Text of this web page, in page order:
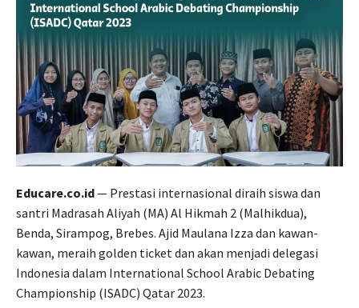
Educare.co.id— Prestasi internasional diraih siswa dan
santri Madrasah Aliyah (MA) Al Hikmah 2 (Malhikdua),
Benda, Sirampog, Brebes. Ajid Maulana Izza dan kawan-
kawan, meraih golden ticket dan akan menjadi delegasi
Indonesia dalam International School Arabic Debating
Championship (ISADC) Qatar 2023.